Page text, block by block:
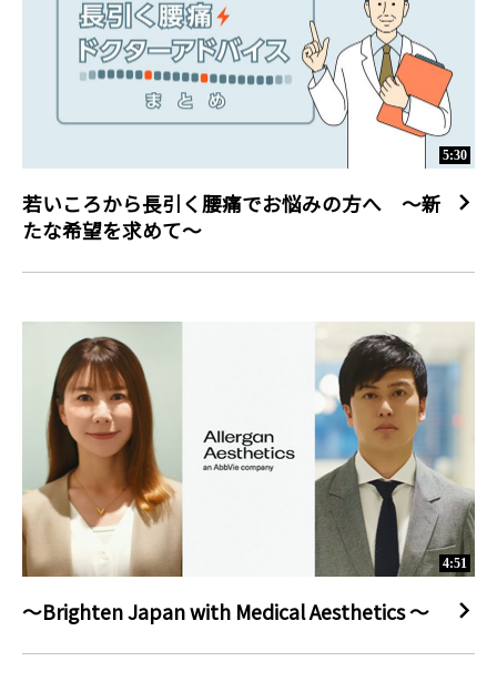
5:30
若いころから長引く腰痛でお悩みの方へ ～新
たな希望を求めて～
4:51
～Brighten Japan with Medical Aesthetics ～